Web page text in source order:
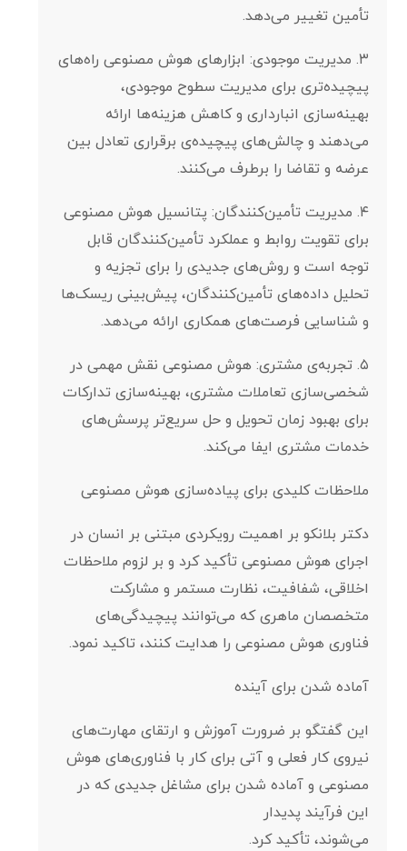
تأمین تغییر می‌دهد.
۳. مدیریت موجودی: ابزارهای هوش مصنوعی راه‌های
پیچیده‌تری برای مدیریت سطوح موجودی،
بهینه‌سازی انبارداری و کاهش هزینه‌ها ارائه
می‌دهند و چالش‌های پیچیده‌ی برقراری تعادل بین
عرضه و تقاضا را برطرف می‌کنند.
۴. مدیریت تأمین‌کنندگان: پتانسیل هوش مصنوعی
برای تقویت روابط و عملکرد تأمین‌کنندگان قابل
توجه است و روش‌های جدیدی را برای تجزیه و
تحلیل داده‌های تأمین‌کنندگان، پیش‌بینی ریسک‌ها
و شناسایی فرصت‌های همکاری ارائه می‌دهد.
۵. تجربه‌ی مشتری: هوش مصنوعی نقش مهمی در
شخصی‌سازی تعاملات مشتری، بهینه‌سازی تدارکات
برای بهبود زمان تحویل و حل سریع‌تر پرسش‌های
خدمات مشتری ایفا می‌کند.
ملاحظات کلیدی برای پیاده‌سازی هوش مصنوعی
دکتر بلانکو بر اهمیت رویکردی مبتنی بر انسان در
اجرای هوش مصنوعی تأکید کرد و بر لزوم ملاحظات
اخلاقی، شفافیت، نظارت مستمر و مشارکت
متخصصان ماهری که می‌توانند پیچیدگی‌های
فناوری هوش مصنوعی را هدایت کنند، تاکید نمود.
آماده شدن برای آینده
این گفتگو بر ضرورت آموزش و ارتقای مهارت‌های
نیروی کار فعلی و آتی برای کار با فناوری‌های هوش
مصنوعی و آماده شدن برای مشاغل جدیدی که در
این فرآیند پدیدار
می‌شوند، تأکید کرد.